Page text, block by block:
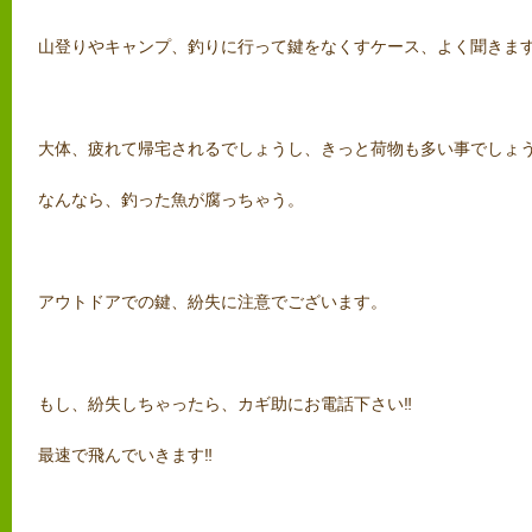
山登りやキャンプ、釣りに行って鍵をなくすケース、よく聞きます
大体、疲れて帰宅されるでしょうし、きっと荷物も多い事でしょう
なんなら、釣った魚が腐っちゃう。
アウトドアでの鍵、紛失に注意でございます。
もし、紛失しちゃったら、カギ助にお電話下さい‼
最速で飛んでいきます‼